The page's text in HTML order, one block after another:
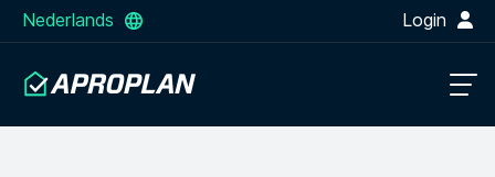
Nederlands Login